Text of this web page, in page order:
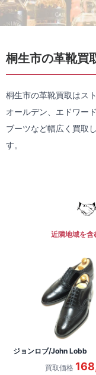
桐生市の革靴買
桐生市の革靴買取はス
オールデン、エドワー
ブーツなど幅広く買取
す。
近隣地域を含
ジョンロブ/John Lobb
買取価格